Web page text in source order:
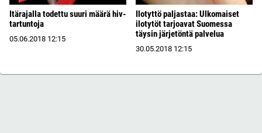
Itärajalla todettu suuri määrä hiv-
tartuntoja
05.06.2018 12:15
Ilotyttö paljastaa: Ulkomaiset
ilotytöt tarjoavat Suomessa
täysin järjetöntä palvelua
30.05.2018 12:15